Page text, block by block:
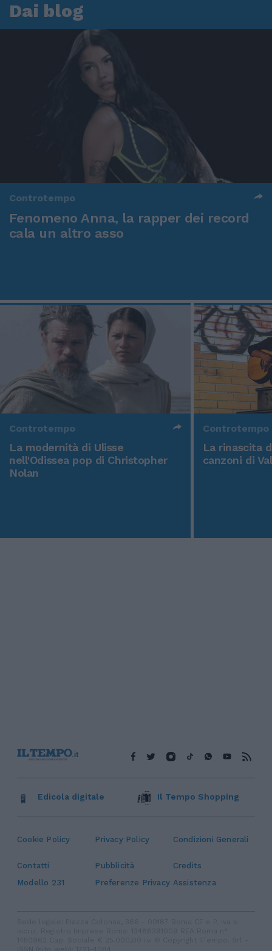
Dai blog
Controtempo
Fenomeno Anna, la rapper dei record
cala un altro asso
Controtempo
La modernità di Ulisse
nell'Odissea pop di Christopher
Nolan
Controtempo
La rinascita
canzoni di
Cookie Policy Privacy Policy Condizioni Generali
Contatti Pubblicità
Credits
Modello 231
Preferenze Privacy Assistenza
Edicola digitale Il Tempo Shopping